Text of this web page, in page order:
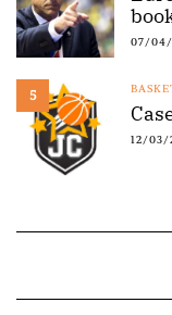
07/04/
5
12/03/